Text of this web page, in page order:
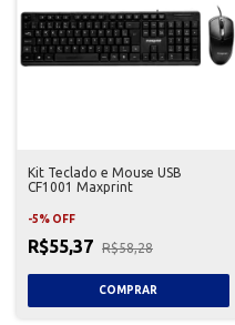
Kit Teclado e Mouse USB
CF1001 Maxprint
-5% OFF
R$55,37 R$58,28